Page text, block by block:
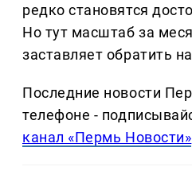
редко становятся
Но тут масштаб за
заставляет обратить
Последние новости
телефоне -
канал «Пермь Новости»